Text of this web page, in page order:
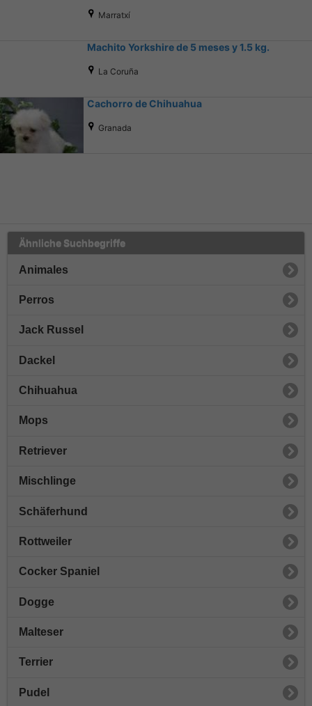
Marratxí
Machito Yorkshire de 5 meses y 1.5 kg.
La Coruña
Cachorro de Chihuahua
Granada
Ähnliche Suchbegriffe
Animales
Perros
Jack Russel
Dackel
Chihuahua
Mops
Retriever
Mischlinge
Schäferhund
Rottweiler
Cocker Spaniel
Dogge
Malteser
Terrier
Pudel